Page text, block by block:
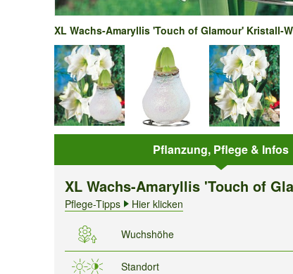
XL Wachs-Amaryllis 'Touch of Glamour' Kristall-
Pflanzung, Pflege & Infos
XL Wachs-Amaryllis 'Touch of
Pflege-Tipps Hier klicken
Wuchshöhe
Standort